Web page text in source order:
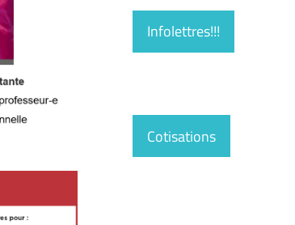
Infolettres!!!
Cotisations